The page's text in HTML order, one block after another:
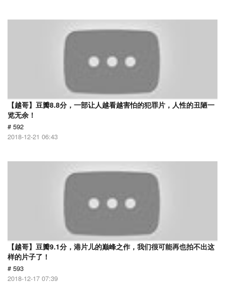
【越哥】豆瓣8.8分，一部让人越看越害怕的犯罪片，人性的丑陋一
览无余！
# 592
2018-12-21 06:43
【越哥】豆瓣9.1分，港片儿的巅峰之作，我们很可能再也拍不出这
样的片子了！
# 593
2018-12-17 07:39